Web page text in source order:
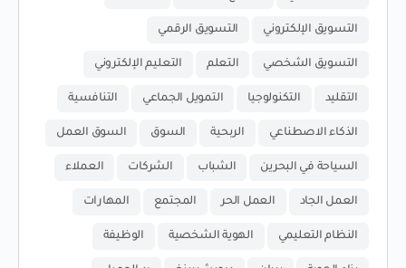
التسويق الإلكتروني التسويق الرقمي
التسويق الشخصي التعلم التعليم الإلكتروني
التقليد التكنولوجيا التمويل الجماعي التنافسية
الذكاء الاصطناعي الربحية السوق السوق العمل
السياحة في البحرين الشباب الشركات العملاء
العمل الجاد العمل الحر المجتمع المهارات
النظام التعليمي الهوية الشخصية الوظيفة